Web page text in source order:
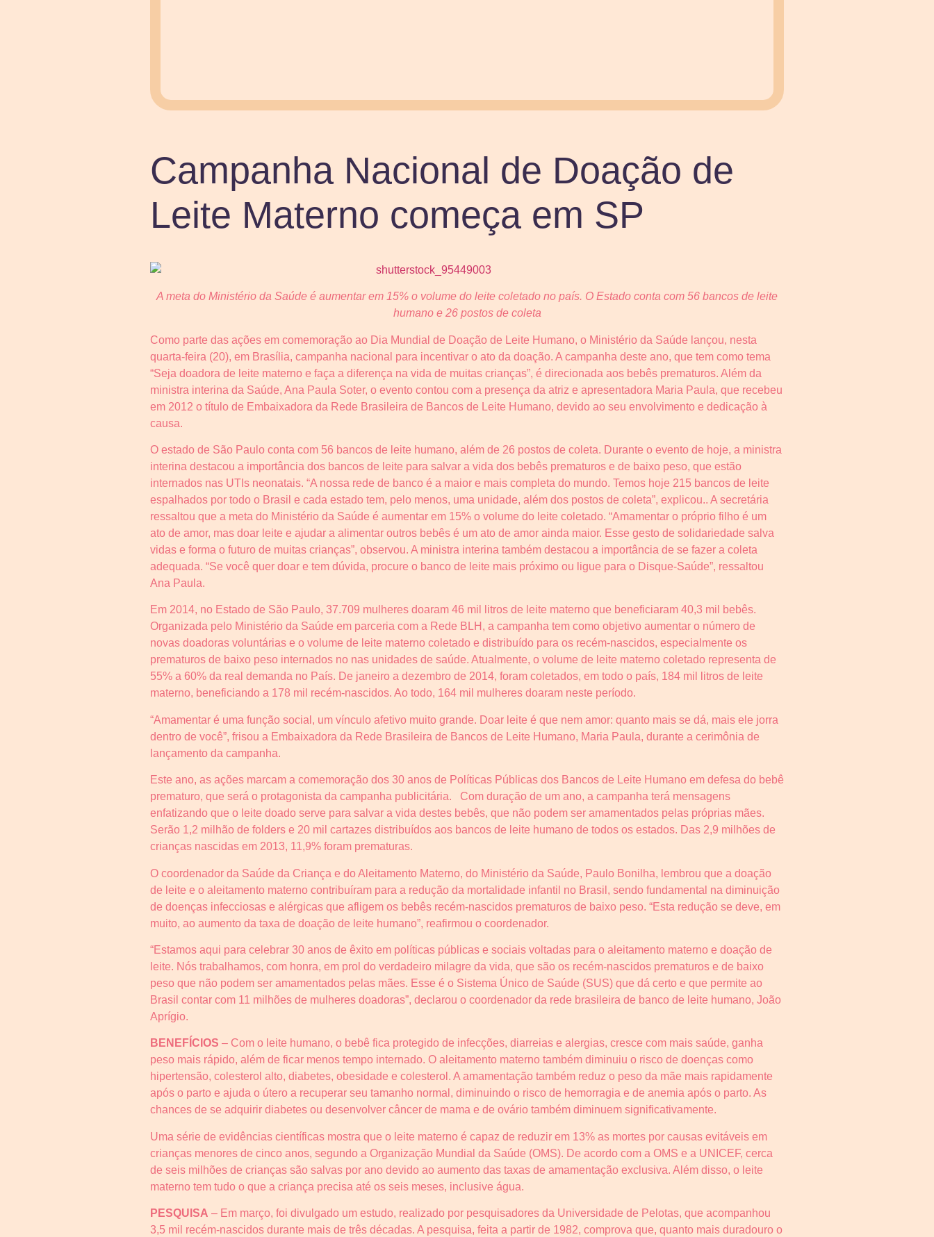
Campanha Nacional de Doação de
Leite Materno começa em SP
A meta do Ministério da Saúde é aumentar em 15% o volume do leite coletado no país. O Estado conta com 56 bancos de leite
humano e 26 postos de coleta
Como parte das ações em comemoração ao Dia Mundial de Doação de Leite Humano, o Ministério da Saúde lançou, nesta
quarta-feira (20), em Brasília, campanha nacional para incentivar o ato da doação. A campanha deste ano, que tem como tema
“Seja doadora de leite materno e faça a diferença na vida de muitas crianças”, é direcionada aos bebês prematuros. Além da
ministra interina da Saúde, Ana Paula Soter, o evento contou com a presença da atriz e apresentadora Maria Paula, que recebeu
em 2012 o título de Embaixadora da Rede Brasileira de Bancos de Leite Humano, devido ao seu envolvimento e dedicação à
causa.
O estado de São Paulo conta com 56 bancos de leite humano, além de 26 postos de coleta. Durante o evento de hoje, a ministra
interina destacou a importância dos bancos de leite para salvar a vida dos bebês prematuros e de baixo peso, que estão
internados nas UTIs neonatais. “A nossa rede de banco é a maior e mais completa do mundo. Temos hoje 215 bancos de leite
espalhados por todo o Brasil e cada estado tem, pelo menos, uma unidade, além dos postos de coleta”, explicou.. A secretária
ressaltou que a meta do Ministério da Saúde é aumentar em 15% o volume do leite coletado. “Amamentar o próprio filho é um
ato de amor, mas doar leite e ajudar a alimentar outros bebês é um ato de amor ainda maior. Esse gesto de solidariedade salva
vidas e forma o futuro de muitas crianças”, observou. A ministra interina também destacou a importância de se fazer a coleta
adequada. “Se você quer doar e tem dúvida, procure o banco de leite mais próximo ou ligue para o Disque-Saúde”, ressaltou
Ana Paula.
Em 2014, no Estado de São Paulo, 37.709 mulheres doaram 46 mil litros de leite materno que beneficiaram 40,3 mil bebês.
Organizada pelo Ministério da Saúde em parceria com a Rede BLH, a campanha tem como objetivo aumentar o número de
novas doadoras voluntárias e o volume de leite materno coletado e distribuído para os recém-nascidos, especialmente os
prematuros de baixo peso internados no nas unidades de saúde. Atualmente, o volume de leite materno coletado representa de
55% a 60% da real demanda no País. De janeiro a dezembro de 2014, foram coletados, em todo o país, 184 mil litros de leite
materno, beneficiando a 178 mil recém-nascidos. Ao todo, 164 mil mulheres doaram neste período.
“Amamentar é uma função social, um vínculo afetivo muito grande. Doar leite é que nem amor: quanto mais se dá, mais ele jorra
dentro de você”, frisou a Embaixadora da Rede Brasileira de Bancos de Leite Humano, Maria Paula, durante a cerimônia de
lançamento da campanha.
Este ano, as ações marcam a comemoração dos 30 anos de Políticas Públicas dos Bancos de Leite Humano em defesa do bebê
prematuro, que será o protagonista da campanha publicitária. Com duração de um ano, a campanha terá mensagens
enfatizando que o leite doado serve para salvar a vida destes bebês, que não podem ser amamentados pelas próprias mães.
Serão 1,2 milhão de folders e 20 mil cartazes distribuídos aos bancos de leite humano de todos os estados. Das 2,9 milhões de
crianças nascidas em 2013, 11,9% foram prematuras.
O coordenador da Saúde da Criança e do Aleitamento Materno, do Ministério da Saúde, Paulo Bonilha, lembrou que a doação
de leite e o aleitamento materno contribuíram para a redução da mortalidade infantil no Brasil, sendo fundamental na diminuição
de doenças infecciosas e alérgicas que afligem os bebês recém-nascidos prematuros de baixo peso. “Esta redução se deve, em
muito, ao aumento da taxa de doação de leite humano”, reafirmou o coordenador.
“Estamos aqui para celebrar 30 anos de êxito em políticas públicas e sociais voltadas para o aleitamento materno e doação de
leite. Nós trabalhamos, com honra, em prol do verdadeiro milagre da vida, que são os recém-nascidos prematuros e de baixo
peso que não podem ser amamentados pelas mães. Esse é o Sistema Único de Saúde (SUS) que dá certo e que permite ao
Brasil contar com 11 milhões de mulheres doadoras”, declarou o coordenador da rede brasileira de banco de leite humano, João
Aprígio.
BENEFÍCIOS – Com o leite humano, o bebê fica protegido de infecções, diarreias e alergias, cresce com mais saúde, ganha
peso mais rápido, além de ficar menos tempo internado. O aleitamento materno também diminuiu o risco de doenças como
hipertensão, colesterol alto, diabetes, obesidade e colesterol. A amamentação também reduz o peso da mãe mais rapidamente
após o parto e ajuda o útero a recuperar seu tamanho normal, diminuindo o risco de hemorragia e de anemia após o parto. As
chances de se adquirir diabetes ou desenvolver câncer de mama e de ovário também diminuem significativamente.
Uma série de evidências científicas mostra que o leite materno é capaz de reduzir em 13% as mortes por causas evitáveis em
crianças menores de cinco anos, segundo a Organização Mundial da Saúde (OMS). De acordo com a OMS e a UNICEF, cerca
de seis milhões de crianças são salvas por ano devido ao aumento das taxas de amamentação exclusiva. Além disso, o leite
materno tem tudo o que a criança precisa até os seis meses, inclusive água.
PESQUISA – Em março, foi divulgado um estudo, realizado por pesquisadores da Universidade de Pelotas, que acompanhou
3,5 mil recém-nascidos durante mais de três décadas. A pesquisa, feita a partir de 1982, comprova que, quanto mais duradouro o